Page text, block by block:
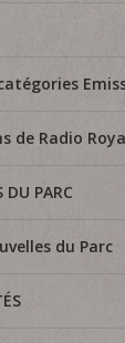
de Radio
DU PARC
du Parc